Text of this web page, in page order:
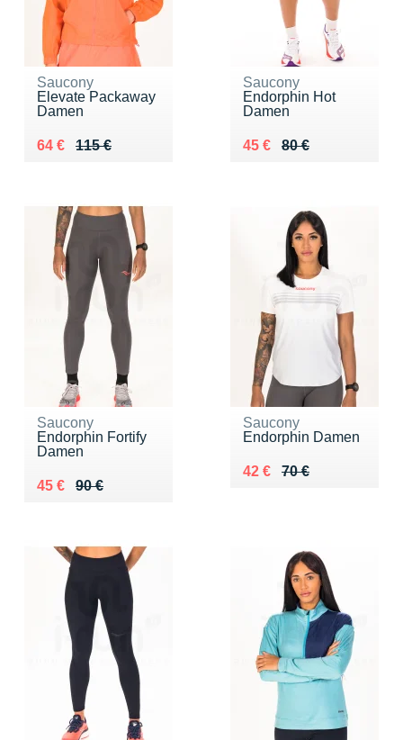
Saucony
Elevate Packaway
Damen
115 €
Au lieu de 115 €
64 €
Vendu 64 €
Saucony
Endorphin Hot
Damen
80 €
Au lieu de 80 €
45 €
Vendu 45 €
Saucony
Endorphin Fortify
Damen
90 €
Au lieu de 90 €
45 €
Vendu 45 €
Saucony
Endorphin Damen
70 €
Au lieu de 70 €
42 €
Vendu 42 €